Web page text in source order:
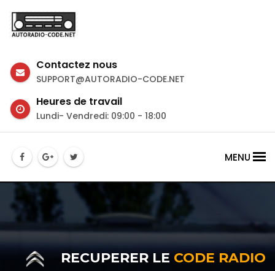
Contactez nous
SUPPORT@AUTORADIO-CODE.NET
Heures de travail
Lundi- Vendredi: 09:00 - 18:00
MENU
RECUPERER LE CODE RADIO